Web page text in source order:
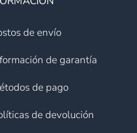
de envío
de garantía
de pago
de devolución